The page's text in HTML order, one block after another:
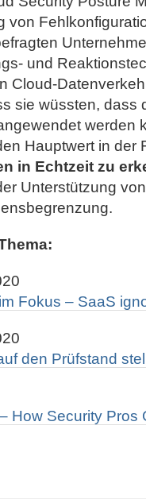
von
und
Cloud-
sie wüssten, dass
werden
Hauptwert in der
in Echtzeit zu
Unterstützung
Fokus – SaaS
den Prüfstand
How Security Pros